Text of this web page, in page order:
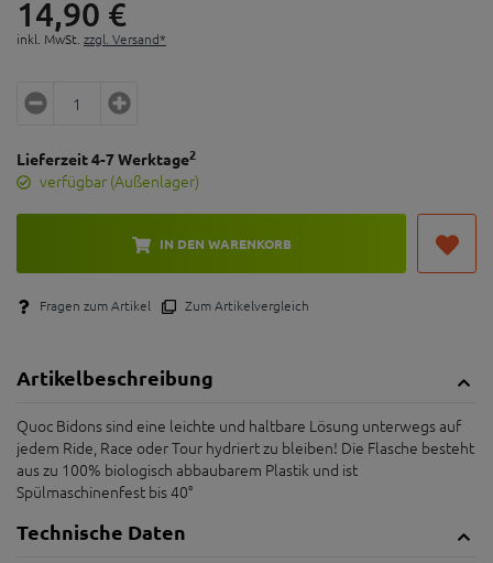
14,90 €
inkl. MwSt. zzgl. Versand*
Lieferzeit 4-7 Werktage2
verfügbar (Außenlager)
IN DEN WARENKORB
Fragen zum Artikel Zum Artikelvergleich
Artikelbeschreibung
Quoc Bidons sind eine leichte und haltbare Lösung unterwegs auf
jedem Ride, Race oder Tour hydriert zu bleiben! Die Flasche besteht
aus zu 100% biologisch abbaubarem Plastik und ist
Spülmaschinenfest bis 40°
Technische Daten